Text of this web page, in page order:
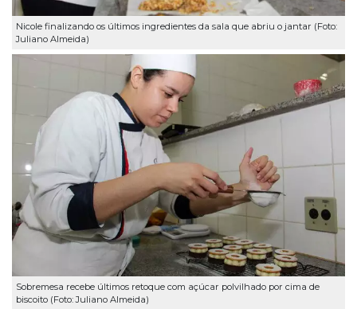
Nicole finalizando os últimos ingredientes da sala que abriu o jantar (Foto:
Juliano Almeida)
Sobremesa recebe últimos retoque com açúcar polvilhado por cima de
biscoito (Foto: Juliano Almeida)